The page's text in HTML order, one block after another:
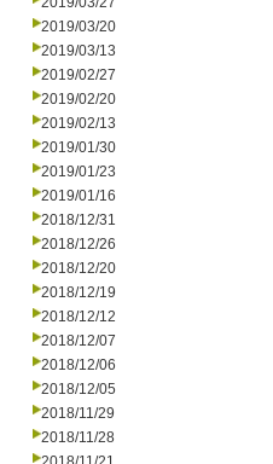
2019/03/20
2019/03/13
2019/02/27
2019/02/20
2019/02/13
2019/01/30
2019/01/23
2019/01/16
2018/12/31
2018/12/26
2018/12/20
2018/12/19
2018/12/12
2018/12/07
2018/12/06
2018/12/05
2018/11/29
2018/11/28